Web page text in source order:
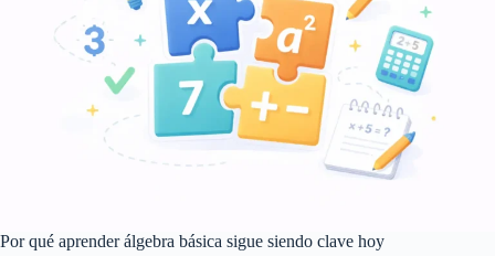
Por qué aprender álgebra básica sigue siendo clave hoy